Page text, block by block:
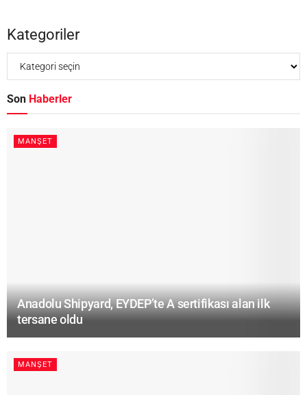
Kategoriler
Son Haberler
MANŞET
Anadolu Shipyard, EYDEP’te A sertifikası alan ilk
tersane oldu
MANŞET